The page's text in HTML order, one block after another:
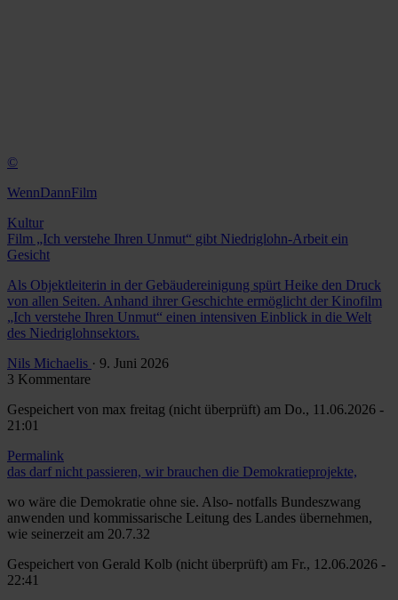
©
WennDannFilm
Kultur
Film „Ich verstehe Ihren Unmut“ gibt Niedriglohn-Arbeit ein
Gesicht
Als Objektleiterin in der Gebäudereinigung spürt Heike den Druck
von allen Seiten. Anhand ihrer Geschichte ermöglicht der Kinofilm
„Ich verstehe Ihren Unmut“ einen intensiven Einblick in die Welt
des Niedriglohnsektors.
Nils Michaelis · 9. Juni 2026
3 Kommentare
Gespeichert von max freitag (nicht überprüft) am Do., 11.06.2026 -
21:01
Permalink
das darf nicht passieren, wir brauchen die Demokratieprojekte,
wo wäre die Demokratie ohne sie. Also- notfalls Bundeszwang
anwenden und kommissarische Leitung des Landes übernehmen,
wie seinerzeit am 20.7.32
Gespeichert von Gerald Kolb (nicht überprüft) am Fr., 12.06.2026 -
22:41